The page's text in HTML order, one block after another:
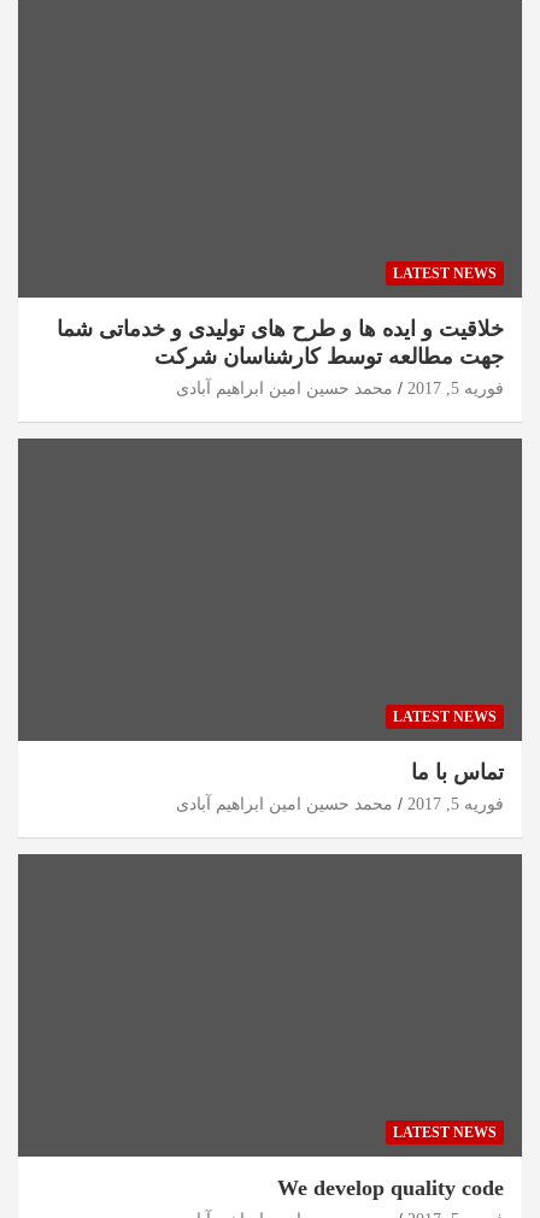
LATEST NEWS
خلاقیت و ایده ها و طرح های تولیدی و خدماتی شما
جهت مطالعه توسط کارشناسان شرکت
فوریه 5, 2017 محمد حسین امین ابراهیم آبادی
LATEST NEWS
تماس با ما
فوریه 5, 2017 محمد حسین امین ابراهیم آبادی
LATEST NEWS
We develop quality code